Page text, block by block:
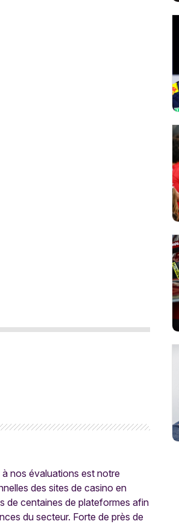
nos évaluations est notre
des sites de casino en
de centaines de plateformes afin
du secteur. Forte de près de